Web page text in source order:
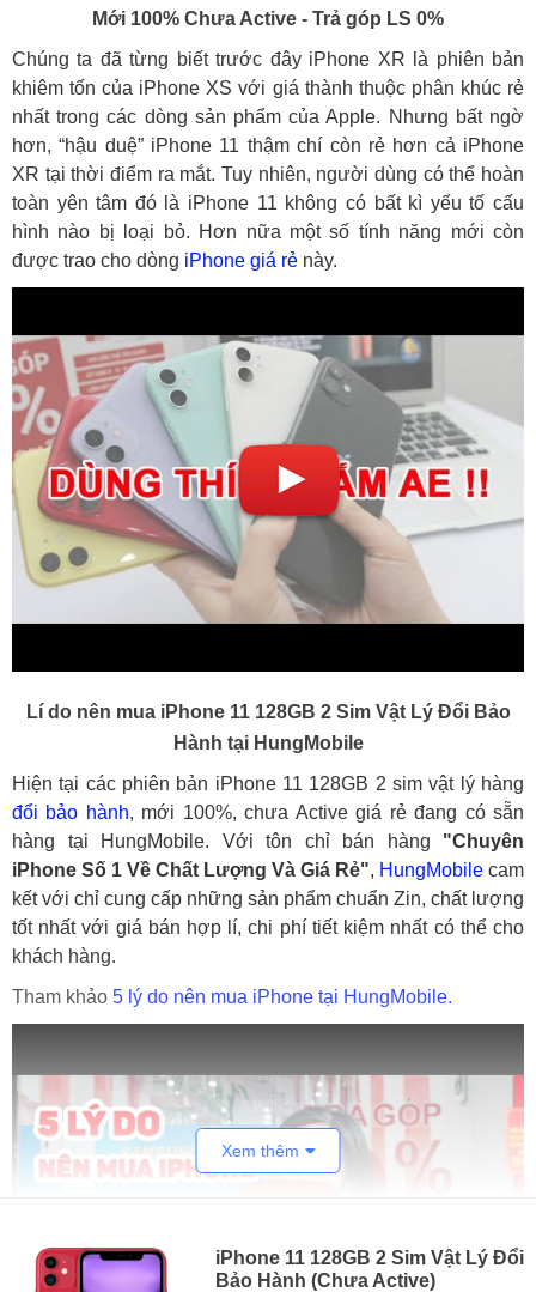
Mới 100% Chưa Active - Trả góp LS 0%
Chúng ta đã từng biết trước đây iPhone XR là phiên bản
khiêm tốn của iPhone XS với giá thành thuộc phân khúc rẻ
nhất trong các dòng sản phẩm của Apple. Nhưng bất ngờ
hơn, “hậu duệ” iPhone 11 thậm chí còn rẻ hơn cả iPhone
XR tại thời điểm ra mắt. Tuy nhiên, người dùng có thể hoàn
toàn yên tâm đó là iPhone 11 không có bất kì yếu tố cấu
hình nào bị loại bỏ. Hơn nữa một số tính năng mới còn
được trao cho dòng iPhone giá rẻ này.
Lí do nên mua iPhone 11 128GB 2 Sim Vật Lý Đổi Bảo
Hành tại HungMobile
Hiện tại các phiên bản iPhone 11 128GB 2 sim vật lý hàng
đổi bảo hành, mới 100%, chưa Active giá rẻ đang có sẵn
hàng tại HungMobile. Với tôn chỉ bán hàng "Chuyên
iPhone Số 1 Về Chất Lượng Và Giá Rẻ", HungMobile cam
kết với chỉ cung cấp những sản phẩm chuẩn Zin, chất lượng
tốt nhất với giá bán hợp lí, chi phí tiết kiệm nhất có thể cho
khách hàng.
Tham khảo 5 lý do nên mua iPhone tại HungMobile.
Xem thêm
iPhone 11 128GB 2 Sim Vật Lý Đổi
Bảo Hành (Chưa Active)